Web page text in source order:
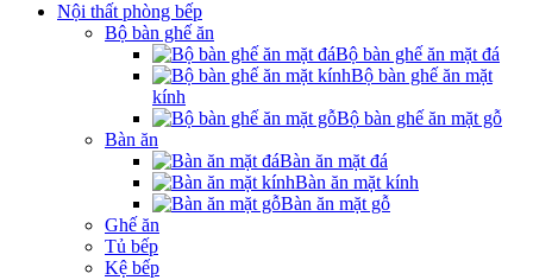
Nội thất phòng bếp
Bộ bàn ghế ăn
Bộ bàn ghế ăn mặt đá
Bộ bàn ghế ăn mặt
kính
Bộ bàn ghế ăn mặt gỗ
Bàn ăn
Bàn ăn mặt đá
Bàn ăn mặt kính
Bàn ăn mặt gỗ
Ghế ăn
Tủ bếp
Kệ bếp